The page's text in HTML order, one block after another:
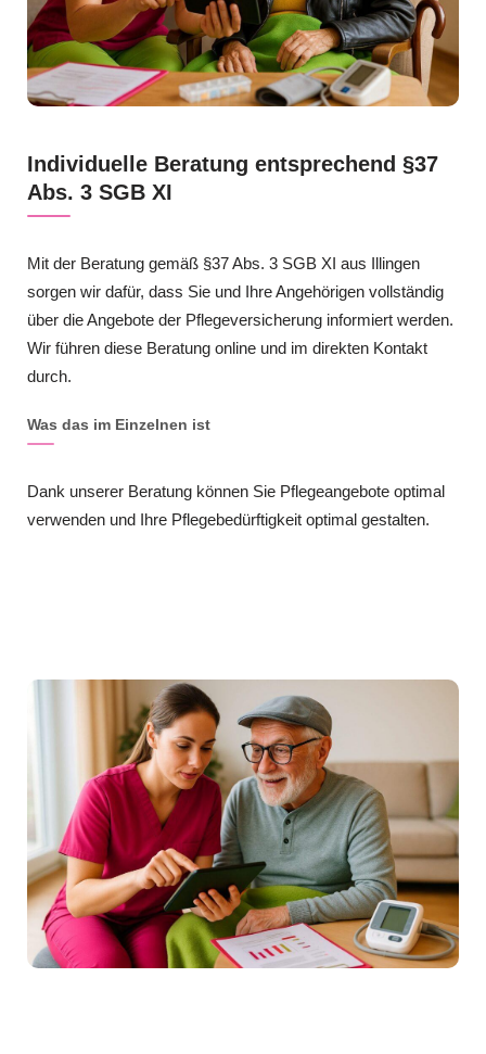
Individuelle Beratung entsprechend §37
Abs. 3 SGB XI
Mit der Beratung gemäß §37 Abs. 3 SGB XI aus Illingen
sorgen wir dafür, dass Sie und Ihre Angehörigen vollständig
über die Angebote der Pflegeversicherung informiert werden.
Wir führen diese Beratung online und im direkten Kontakt
durch.
Was das im Einzelnen ist
Dank unserer Beratung können Sie Pflegeangebote optimal
verwenden und Ihre Pflegebedürftigkeit optimal gestalten.